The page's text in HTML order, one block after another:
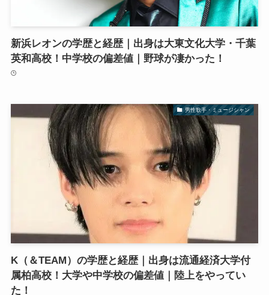
新浜レオンの学歴と経歴｜出身は大東文化大学・千葉
英和高校！中学校の偏差値｜野球が凄かった！
男性歌手・ミュージシャン
K（＆TEAM）の学歴と経歴｜出身は流通経済大学付
属柏高校！大学や中学校の偏差値｜陸上をやってい
た！